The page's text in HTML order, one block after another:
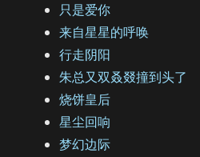
只是爱你
来自星星的呼唤
行走阴阳
朱总又双叒叕撞到头了
烧饼皇后
星尘回响
梦幻边际